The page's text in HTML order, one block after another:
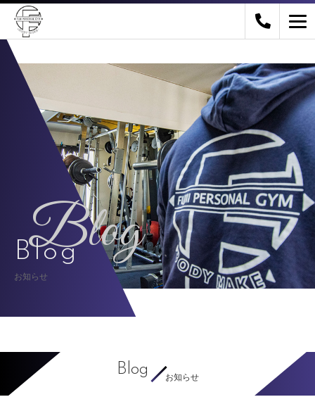
Blog
Blog
お知らせ
Blog
お知らせ